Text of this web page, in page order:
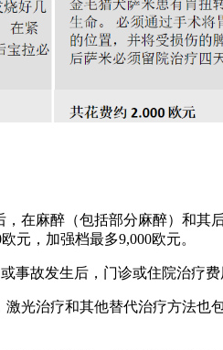
在麻醉（包括部分麻醉）和其
元，加强档最多9,000欧元。
事故发生后，门诊或住院治疗费
激光治疗和其他替代治疗方法也